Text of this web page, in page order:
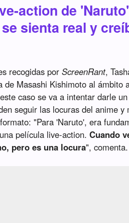
action de
sienta real y
recogidas porScreenRant,
de Masashi Kishimoto al ámbito
caso se va a intentar darle
seguir las locuras del anime y
"Para 'Naruto', era
película live-action.Cuando
pero es una locura", comenta.